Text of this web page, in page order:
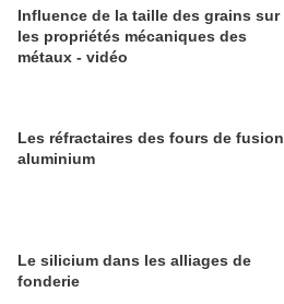
Influence de la taille des grains sur
les propriétés mécaniques des
métaux - vidéo
Les réfractaires des fours de fusion
aluminium
Le silicium dans les alliages de
fonderie